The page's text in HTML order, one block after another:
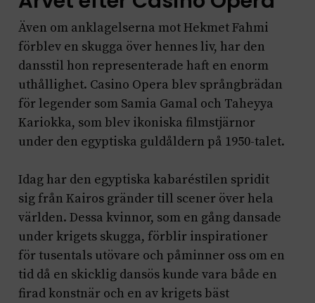
Även om anklagelserna mot Hekmet Fahmi
förblev en skugga över hennes liv, har den
dansstil hon representerade haft en enorm
uthållighet. Casino Opera blev språngbrädan
för legender som Samia Gamal och Taheyya
Kariokka, som blev ikoniska filmstjärnor
under den egyptiska guldåldern på 1950-talet.
Idag har den egyptiska kabaréstilen spridit
sig från Kairos gränder till scener över hela
världen. Dessa kvinnor, som en gång dansade
under krigets skugga, förblir inspirationer
för tusentals utövare och påminner oss om en
tid då en skicklig dansös kunde vara både en
firad konstnär och en av krigets bäst